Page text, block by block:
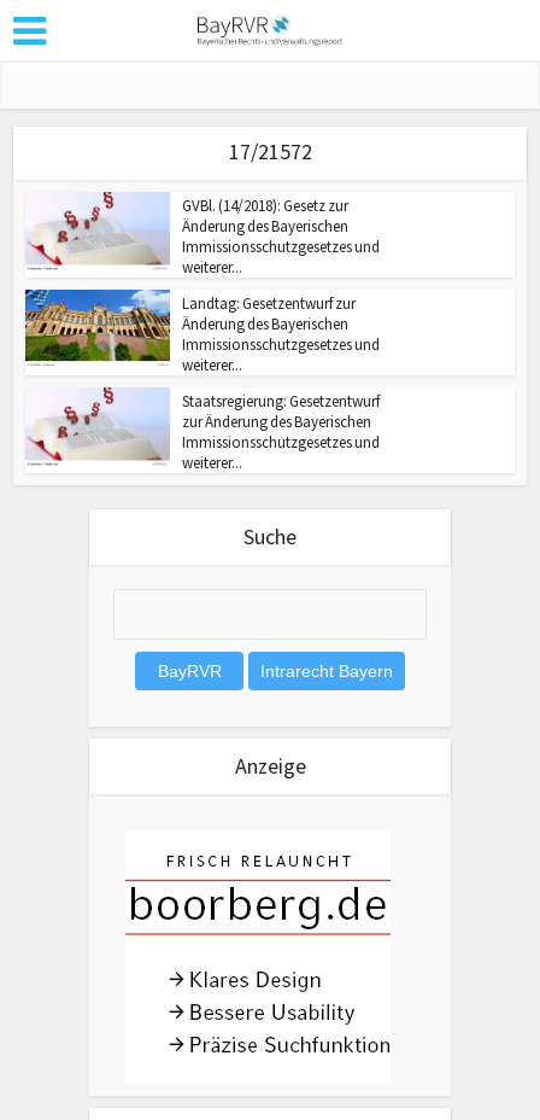
17/21572
GVBl. (14/2018): Gesetz zur
Änderung des Bayerischen
Immissionsschutzgesetzes und
weiterer...
Landtag: Gesetzentwurf zur
Änderung des Bayerischen
Immissionsschutzgesetzes und
weiterer...
Staatsregierung: Gesetzentwurf
zur Änderung des Bayerischen
Immissionsschutzgesetzes und
weiterer...
Suche
Anzeige